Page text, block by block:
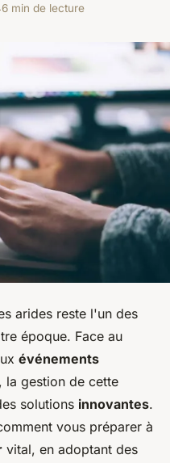
6 min de lecture
arides reste l'un des
époque. Face au
événements
, la gestion de cette
solutions innovantes.
vous préparer à
vital, en adoptant des